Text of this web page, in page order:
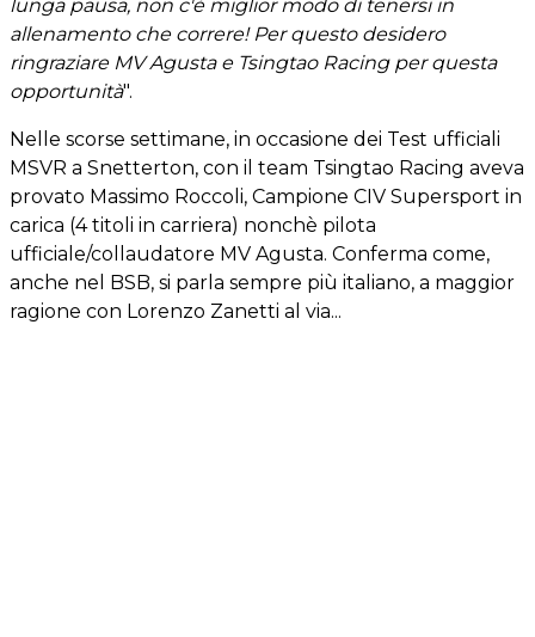
lunga pausa, non c'è miglior modo di tenersi in
allenamento che correre! Per questo desidero
ringraziare MV Agusta e Tsingtao Racing per questa
opportunità".
Nelle scorse settimane, in occasione dei Test ufficiali
MSVR a Snetterton, con il team Tsingtao Racing aveva
provato Massimo Roccoli, Campione CIV Supersport in
carica (4 titoli in carriera) nonchè pilota
ufficiale/collaudatore MV Agusta. Conferma come,
anche nel BSB, si parla sempre più italiano, a maggior
ragione con Lorenzo Zanetti al via...